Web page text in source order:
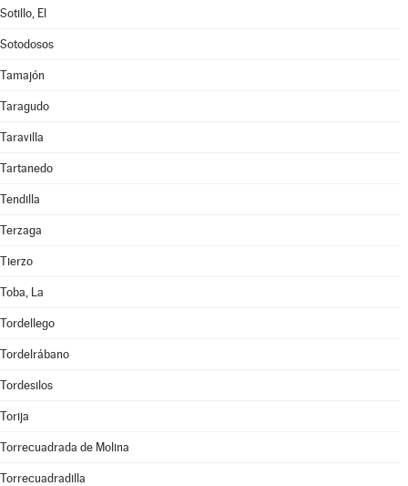
Sotillo, El
Sotodosos
Tamajón
Taragudo
Taravilla
Tartanedo
Tendilla
Terzaga
Tierzo
Toba, La
Tordellego
Tordelrábano
Tordesilos
Torija
Torrecuadrada de Molina
Torrecuadradilla